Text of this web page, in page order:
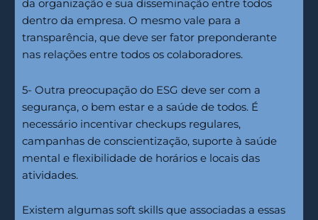
da organização e sua disseminação entre todos
dentro da empresa. O mesmo vale para a
transparência, que deve ser fator preponderante
nas relações entre todos os colaboradores.
5- Outra preocupação do ESG deve ser com a
segurança, o bem estar e a saúde de todos. É
necessário incentivar checkups regulares,
campanhas de conscientização, suporte à saúde
mental e flexibilidade de horários e locais das
atividades.
Existem algumas soft skills que associadas a essas